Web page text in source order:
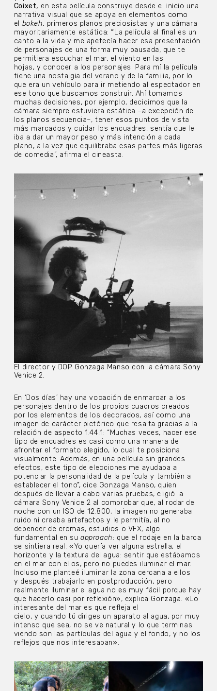
Coixet, en esta película construye desde el inicio una
narrativa visual que se apoya en elementos como
el bokeh, primeros planos preciosistas y una cámara
mayoritariamente estática: “ La película al final es un
canto a la vida y me apetecía hacer esa presentación
de personajes de una forma muy pausada, que te
permitiera escuchar el mar, el viento en las
hojas, y conocer a los personajes. Para mí la película
tiene una nostalgia del verano y de la familia, por lo
que era un vehículo para ir metiendo al espectador en
ese tono que buscamos construir. Ahí tomamos
muchas decisiones, por ejemplo, decidimos que la
cámara siempre estuviera estática –a excepción de
los planos secuencia–, tener esos puntos de vista
más marcados y cuidar los encuadres, sentía que le
iba a dar un mayor peso y más intención a cada
plano, a la vez que equilibraba esas partes más ligeras
de comedia”, afirma el cineasta.
El director y DOP Gonzaga Manso con la cámara Sony
Venice 2.
En ‘Dos días’ hay una vocación de enmarcar a los
personajes dentro de los propios cuadros creados
por los elementos de los decorados, así como una
imagen de carácter pictórico que resalta gracias a la
relación de aspecto 1.44:1: “Muchas veces, hacer ese
tipo de encuadres es casi como una manera de
afrontar el formato elegido, lo cual te posiciona
visualmente. Además, en una película sin grandes
efectos, este tipo de elecciones me ayudaba a
potenciar la personalidad de la película y también a
establecer el tono”, dice Gonzaga Manso, quien
después de llevar a cabo varias pruebas, eligió la
cámara Sony Venice 2 al comprobar que, al rodar de
noche con un ISO de 12.800, la imagen no generaba
ruido ni creaba artefactos y le permitía, al no
depender de cromas, estudios o VFX, algo
fundamental en suapproach: que el rodaje en la barca
se sintiera real: «Yo quería ver alguna estrella, el
horizonte y la textura del agua: sentir que estábamos
en el mar con ellos, pero no puedes iluminar el mar.
Incluso me planteé iluminar la zona cercana a ellos
y después trabajarlo en postproducción, pero
realmente iluminar el agua no es muy fácil porque hay
que hacerlo casi por reflexión», explica Gonzaga. «Lo
interesante del mar es que refleja el
cielo, y cuando tú diriges un aparato al agua, por muy
intenso que sea, no se ve natural y lo que terminas
viendo son las partículas del agua y el fondo, y no los
reflejos que nos interesaban».